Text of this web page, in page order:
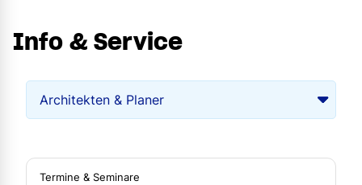
Info & Service
Termine & Seminare